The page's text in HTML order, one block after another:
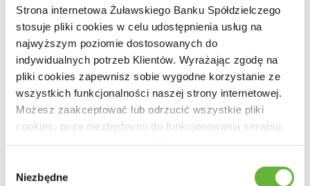
Strona internetowa Żuławskiego Banku Spółdzielczego
stosuje pliki cookies w celu udostępnienia usług na
najwyższym poziomie dostosowanych do
indywidualnych potrzeb Klientów. Wyrażając zgodę na
pliki cookies zapewnisz sobie wygodne korzystanie ze
wszystkich funkcjonalności naszej strony internetowej.
Możesz zaakceptować lub odrzucić wszystkie pliki
cookies, poza niezbędnymi do funkcjonowania serwisu,
sposobie przetwarzania danych znajdziesz w
Polityce
zgody
Niezbędne
Żuławskiego Banku Spółdzielczego
przedstawia się w sposób następujący:
ROK FINANSOWY 2025
Bilans 2025
Informacja o sytuacji ekonomiczno-